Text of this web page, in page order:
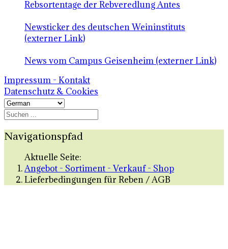
Rebsortentage der Rebveredlung Antes
Newsticker des deutschen Weininstituts
(externer Link)
News vom Campus Geisenheim (externer Link)
Impressum - Kontakt
Datenschutz & Cookies
Navigationspfad
Aktuelle Seite:
Angebot - Sortiment - Verkauf - Shop
Lieferbedingungen für Reben / AGB